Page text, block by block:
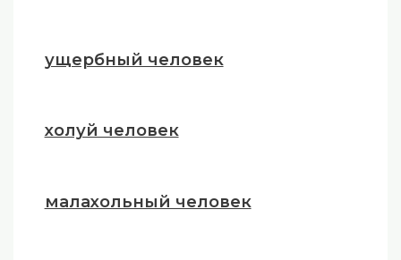
ущербный человек
холуй человек
малахольный человек